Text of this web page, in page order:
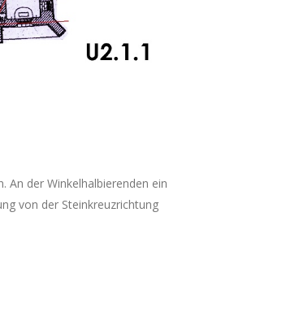
An der Winkelhalbierenden ein
von der Steinkreuzrichtung